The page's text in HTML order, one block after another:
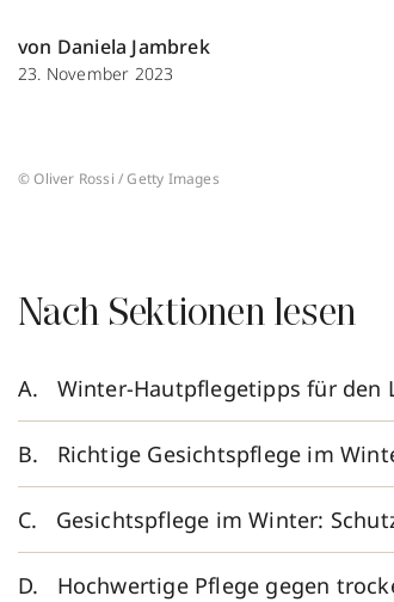
von Daniela Jambrek
23. November 2023
© Oliver Rossi / Getty Images
Nach Sektionen lesen
Winter-Hautpflegetipps für den
Richtige Gesichtspflege im
Gesichtspflege im Winter:
Hochwertige Pflege gegen